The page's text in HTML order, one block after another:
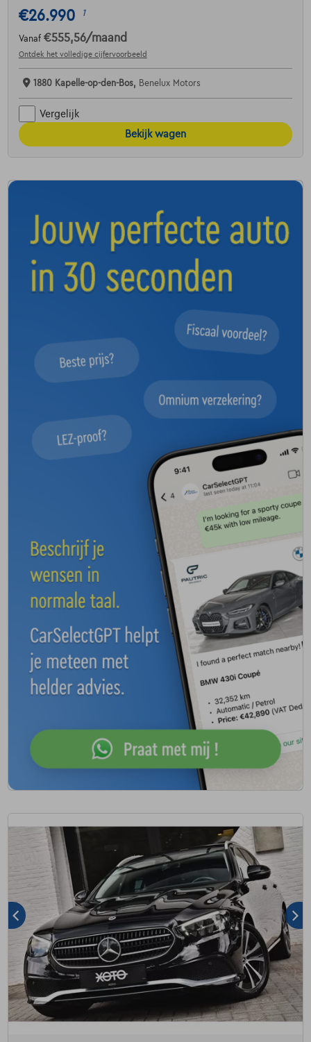
€26.990 1
Vanaf €555,56/maand
Ontdek het volledige cijfervoorbeeld
1880 Kapelle-op-den-Bos, Benelux Motors
Vergelijk
Bekijk wagen